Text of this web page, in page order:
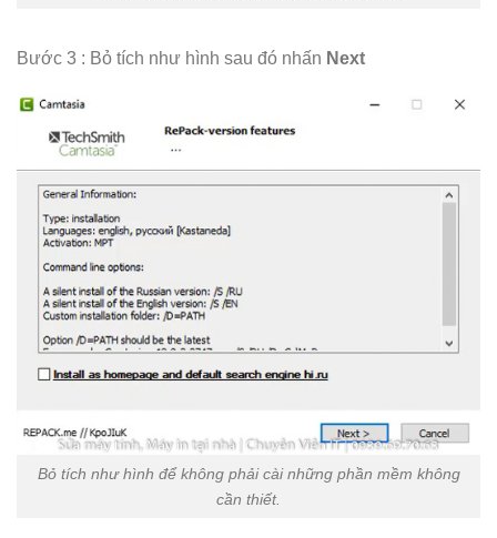
Bước 3 : Bỏ tích như hình sau đó nhấn Next
Bỏ tích như hình để không phải cài những phần mềm không
cần thiết.